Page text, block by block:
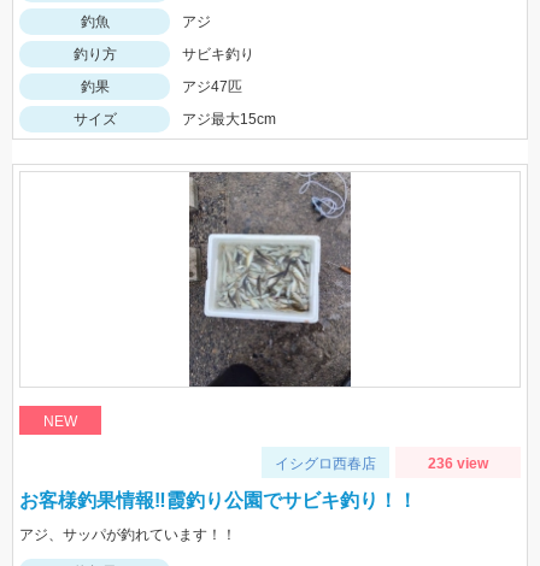
釣魚
アジ
釣り方
サビキ釣り
釣果
アジ47匹
サイズ
アジ最大15cm
NEW
イシグロ西春店 236 view
お客様釣果情報‼霞釣り公園でサビキ釣り！！
アジ、サッパが釣れています！！